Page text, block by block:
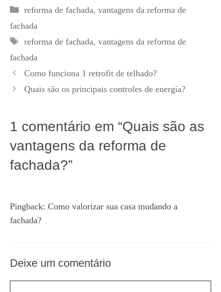
Categorias
reforma de fachada, vantagens da reforma de
fachada
Tags
reforma de fachada, vantagens da reforma de
fachada
Como funciona 1 retrofit de telhado?
Quais são os principais controles de energia?
1 comentário em “Quais são as
vantagens da reforma de
fachada?”
Pingback: Como valorizar sua casa mudando a
fachada?
Deixe um comentário